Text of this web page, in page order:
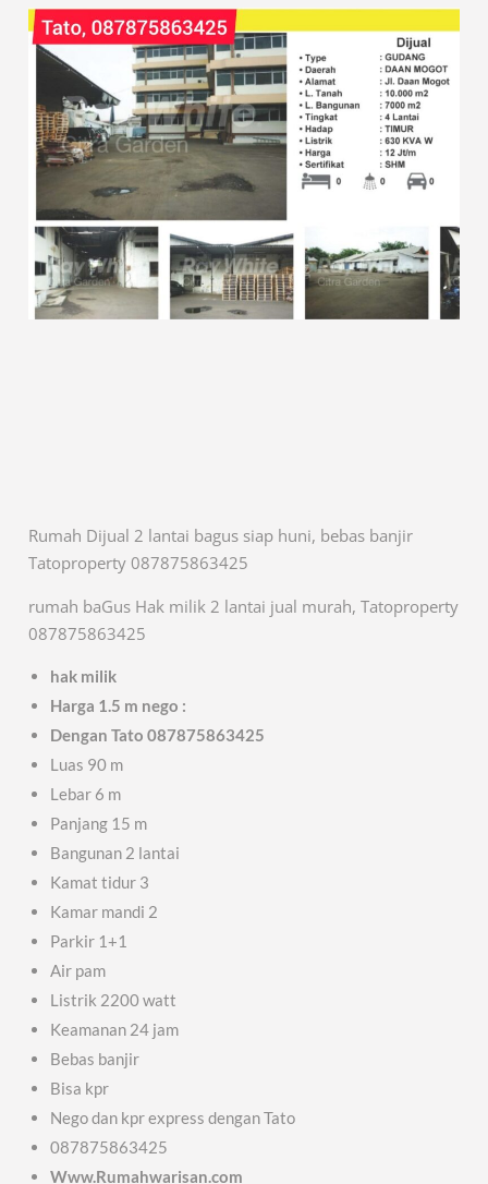
Rumah Dijual 2 lantai bagus siap huni, bebas banjir
Tatoproperty 087875863425
rumah baGus Hak milik 2 lantai jual murah, Tatoproperty
087875863425
hak milik
Harga 1.5 m nego :
Dengan Tato 087875863425
Luas 90 m
Lebar 6 m
Panjang 15 m
Bangunan 2 lantai
Kamat tidur 3
Kamar mandi 2
Parkir 1+1
Air pam
Listrik 2200 watt
Keamanan 24 jam
Bebas banjir
Bisa kpr
Nego dan kpr express dengan Tato
087875863425
Www.Rumahwarisan.com